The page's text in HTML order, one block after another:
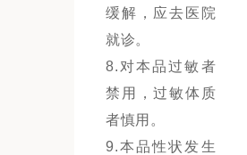
缓解，应去医院
就诊。
8.对本品过敏者
禁用，过敏体质
者慎用。
9.本品性状发生